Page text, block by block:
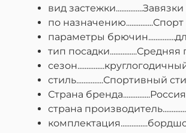
вид застежки...............Завязки
по назначению...............Спорт
параметры
тип посадки...............Средняя
стиль...............Спортивный
Страна бренда...............Россия
страна